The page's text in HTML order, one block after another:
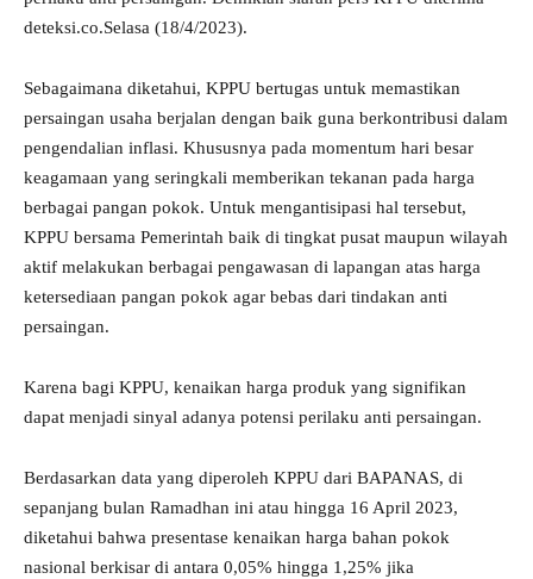
deteksi.co.Selasa (18/4/2023).
Sebagaimana diketahui, KPPU bertugas untuk memastikan
persaingan usaha berjalan dengan baik guna berkontribusi dalam
pengendalian inflasi. Khususnya pada momentum hari besar
keagamaan yang seringkali memberikan tekanan pada harga
berbagai pangan pokok. Untuk mengantisipasi hal tersebut,
KPPU bersama Pemerintah baik di tingkat pusat maupun wilayah
aktif melakukan berbagai pengawasan di lapangan atas harga
ketersediaan pangan pokok agar bebas dari tindakan anti
persaingan.
Karena bagi KPPU, kenaikan harga produk yang signifikan
dapat menjadi sinyal adanya potensi perilaku anti persaingan.
Berdasarkan data yang diperoleh KPPU dari BAPANAS, di
sepanjang bulan Ramadhan ini atau hingga 16 April 2023,
diketahui bahwa presentase kenaikan harga bahan pokok
nasional berkisar di antara 0,05% hingga 1,25% jika